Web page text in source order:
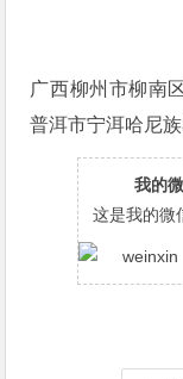
广西柳州市柳南
普洱市宁洱哈尼
我的
这是我的微